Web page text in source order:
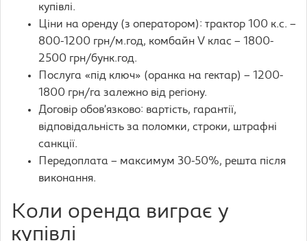
купівлі.
Ціни на оренду (з оператором): трактор 100 к.с. –
800-1200 грн/м.год, комбайн V клас – 1800-
2500 грн/бунк.год.
Послуга «під ключ» (оранка на гектар) – 1200-
1800 грн/га залежно від регіону.
Договір обов’язково: вартість, гарантії,
відповідальність за поломки, строки, штрафні
санкції.
Передоплата – максимум 30-50%, решта після
виконання.
Коли оренда виграє у
купівлі